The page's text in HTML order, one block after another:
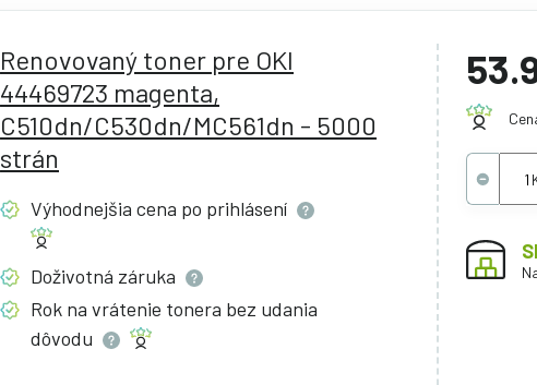
Renovovaný toner pre OKI
44469723 magenta,
C510dn/C530dn/MC561dn - 5000
strán
Výhodnejšia cena po prihlásení
Doživotná záruka
Rok na vrátenie tonera bez udania
dôvodu